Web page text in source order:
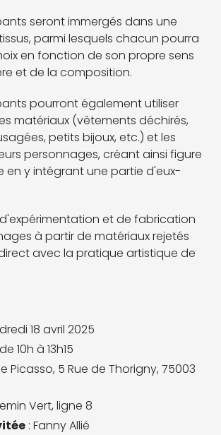
seront immergés dans une
parmi lesquels chacun pourra
en fonction de son propre sens
et de la composition.
pourront également utiliser
matériaux (vêtements déchirés,
petits bijoux, etc.) et les
personnages, créant ainsi figure
en y intégrant une partie d'eux-
et de fabrication
à partir de matériaux rejetés
avec la pratique artistique de
18 avril 2025
10h à 13h15
Picasso, 5 Rue de Thorigny, 75003
Vert, ligne 8
: Fanny Allié